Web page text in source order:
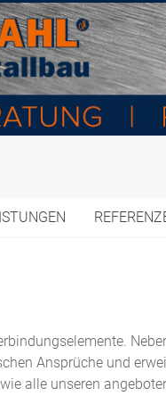
Ansprüche und
alle unseren